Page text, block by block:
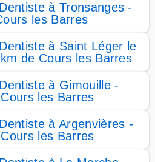
à Tronsanges -
les Barres
à Saint Léger le
de Cours les Barres
à Gimouille -
les Barres
à Argenvières -
les Barres